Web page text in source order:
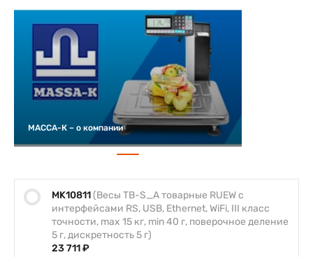
MK10811 (Весы TB-S_A товарные RUEW с
интерфейсами RS, USB, Ethernet, WiFi, III класс
точности, max 15 кг, min 40 г, поверочное деление
5 г, дискретность 5 г)
23 711 ₽
МАССА-К – о компании